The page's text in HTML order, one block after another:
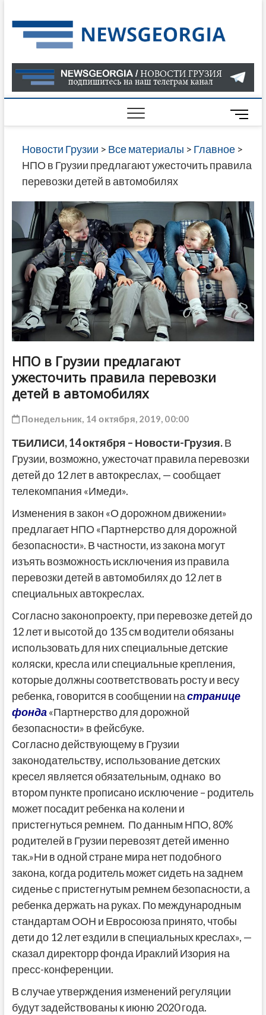
to
content
О
В
ГРУЗИИ
САЙТЕ
M
e
n
u
t
t
o
Новости Грузии > Все материалы > Главное>
НПО в Грузии предлагают ужесточить правила
перевозки детей в автомобилях
НПО в Грузии предлагают
ужесточить правила перевозки
детей в автомобилях
Понедельник, 14 октября, 2019, 00:00
ТБИЛИСИ,14 октября – Новости-Грузия.В
Грузии, возможно, ужесточат правила перевозки
детей до 12 лет в автокреслах, — сообщает
телекомпания «Имеди».
Изменения в закон «О дорожном движении»
предлагает НПО «Партнерство для дорожной
безопасности». В частности, из закона могут
изъять возможность исключения из правила
перевозки детей в автомобилях до 12 лет в
специальных автокреслах.
Согласно законопроекту, при перевозке детей до
12 лет и высотой до 135 см водители обязаны
использовать для них специальные детские
коляски, кресла или специальные крепления,
которые должны соответствовать росту и весу
ребенка, говорится в сообщении настранице
фонда«Партнерство для дорожной
безопасности» в фейсбуке.
Согласно действующему в Грузии
законодательству, использование детских
кресел является обязательным, однако во
втором пункте прописано исключение – родитель
может посадит ребенка на колени и
пристегнуться ремнем. По данным НПО, 80%
родителей в Грузии перевозят детей именно
так.»Ни в одной стране мира нет подобного
закона, когда родитель может сидеть на заднем
сиденье с пристегнутым ремнем безопасности, а
ребенка держать на руках. По международным
стандартам ООН и Евросоюза принято, чтобы
дети до 12 лет ездили в специальных креслах», —
сказал директорр фонда Ираклий Изория на
пресс-конференции.
В случае утверждения изменений регуляции
будут задействованы к июню 2020 года.